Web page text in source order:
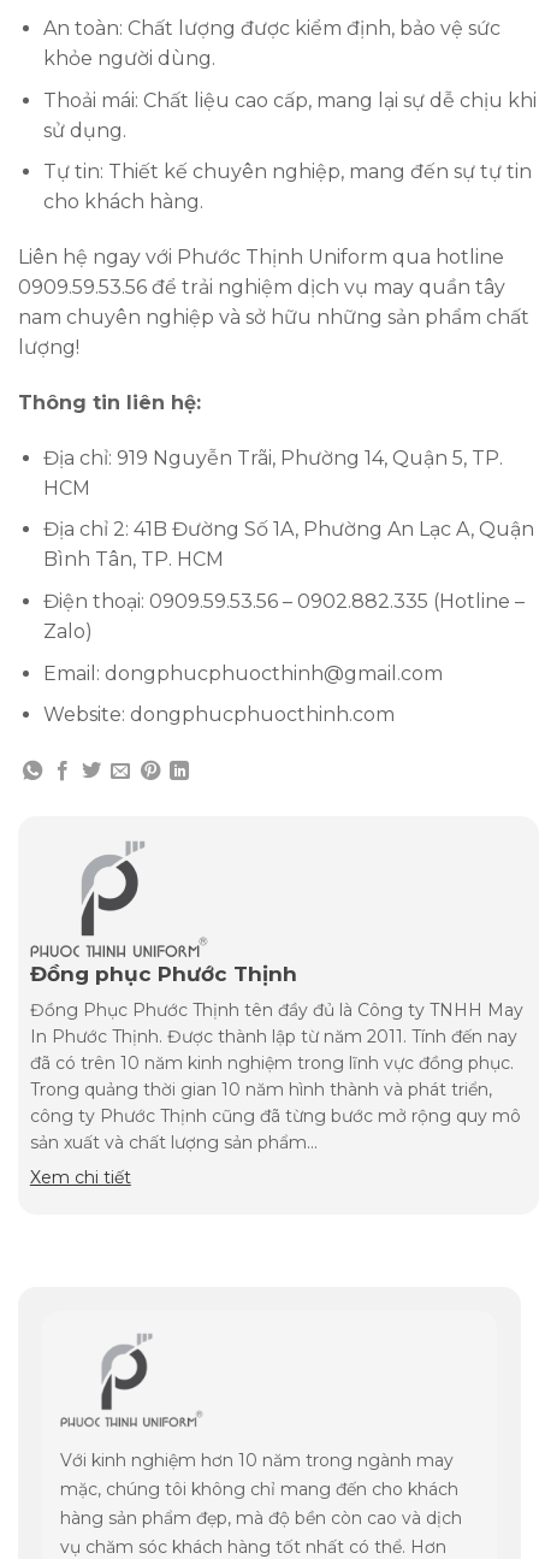
An toàn: Chất lượng được kiểm định, bảo vệ sức
khỏe người dùng.
Thoải mái: Chất liệu cao cấp, mang lại sự dễ chịu khi
sử dụng.
Tự tin: Thiết kế chuyên nghiệp, mang đến sự tự tin
cho khách hàng.
Liên hệ ngay với Phước Thịnh Uniform qua hotline
0909.59.53.56 để trải nghiệm dịch vụ may quần tây
nam chuyên nghiệp và sở hữu những sản phẩm chất
lượng!
Thông tin liên hệ:
Địa chỉ: 919 Nguyễn Trãi, Phường 14, Quận 5, TP.
HCM
Địa chỉ 2: 41B Đường Số 1A, Phường An Lạc A, Quận
Bình Tân, TP. HCM
Điện thoại: 0909.59.53.56 – 0902.882.335 (Hotline –
Zalo)
Email: dongphucphuocthinh@gmail.com
Website: dongphucphuocthinh.com
Đồng phục Phước Thịnh
Đồng Phục Phước Thịnh tên đầy đủ là Công ty TNHH May
In Phước Thịnh. Được thành lập từ năm 2011. Tính đến nay
đã có trên 10 năm kinh nghiệm trong lĩnh vực đồng phục.
Trong quảng thời gian 10 năm hình thành và phát triển,
công ty Phước Thịnh cũng đã từng bước mở rộng quy mô
sản xuất và chất lượng sản phẩm...
Xem chi tiết
Với kinh nghiệm hơn 10 năm trong ngành may
mặc, chúng tôi không chỉ mang đến cho khách
hàng sản phẩm đẹp, mà độ bền còn cao và dịch
vụ chăm sóc khách hàng tốt nhất có thể. Hơn